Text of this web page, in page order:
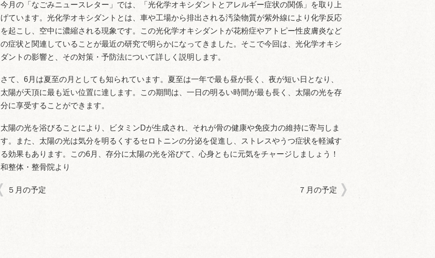
今月の「なごみニュースレター」では、「光化学オキシダントとアレルギー症状の関係」を取り上
げています。光化学オキシダントとは、車や工場から排出される汚染物質が紫外線により化学反応
を起こし、空中に濃縮される現象です。この光化学オキシダントが花粉症やアトピー性皮膚炎など
の症状と関連していることが最近の研究で明らかになってきました。そこで今回は、光化学オキシ
ダントの影響と、その対策・予防法について詳しく説明します。
さて、6月は夏至の月としても知られています。夏至は一年で最も昼が長く、夜が短い日となり、
太陽が天頂に最も近い位置に達します。この期間は、一日の明るい時間が最も長く、太陽の光を存
分に享受することができます。
太陽の光を浴びることにより、ビタミンDが生成され、それが骨の健康や免疫力の維持に寄与しま
す。また、太陽の光は気分を明るくするセロトニンの分泌を促進し、ストレスやうつ症状を軽減す
る効果もあります。この6月、存分に太陽の光を浴びて、心身ともに元気をチャージしましょう！
和整体・整骨院より
５月の予定 ７月の予定